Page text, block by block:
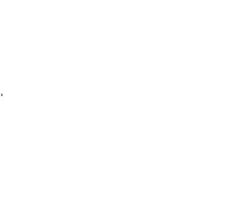
| Created by